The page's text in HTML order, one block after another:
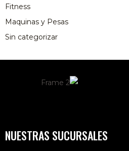
Fitness
Maquinas y Pesas
Sin categorizar
NUESTRAS SUCURSALES